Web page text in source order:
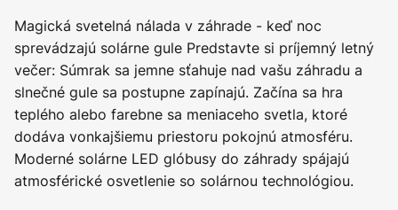
Magická svetelná nálada v záhrade - keď noc
sprevádzajú solárne gule Predstavte si príjemný letný
večer: Súmrak sa jemne sťahuje nad vašu záhradu a
slnečné gule sa postupne zapínajú. Začína sa hra
teplého alebo farebne sa meniaceho svetla, ktoré
dodáva vonkajšiemu priestoru pokojnú atmosféru.
Moderné solárne LED glóbusy do záhrady spájajú
atmosférické osvetlenie so solárnou technológiou.